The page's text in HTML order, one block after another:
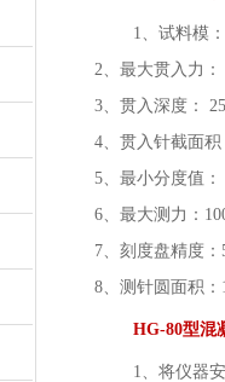
1、试料模
2、最大贯入力：
3、贯入深度：
4、贯入针截面积
5、最小分度值
6、最大测力：
7、刻度盘精度：
8、测针圆面积：
HG-80型混
1、将仪器